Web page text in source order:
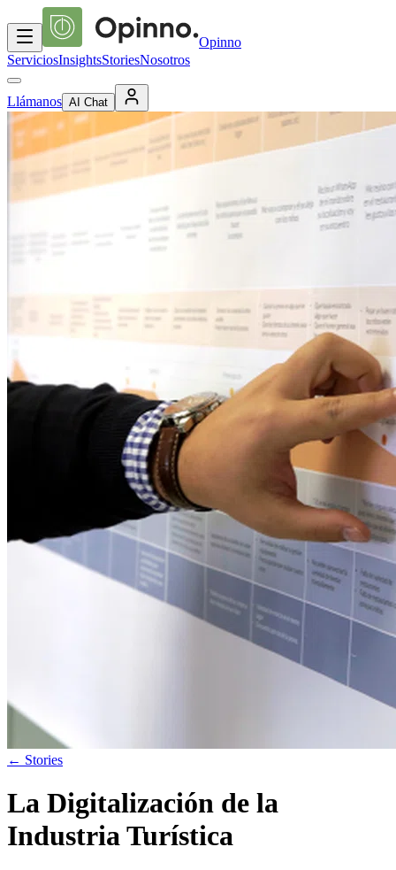
Opinno
ServiciosInsightsStoriesNosotros
Llámanos AI Chat
← Stories
La Digitalización de la
Industria Turística